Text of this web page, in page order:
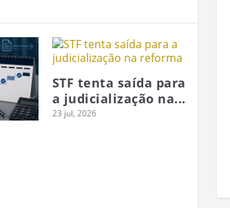
STF tenta saída para
a judicialização na...
23 jul, 2026